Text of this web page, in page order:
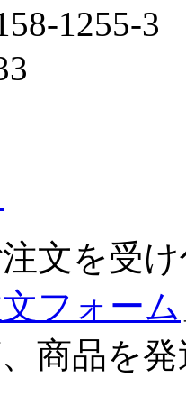
1255-3
文を受
フォーム
商品を